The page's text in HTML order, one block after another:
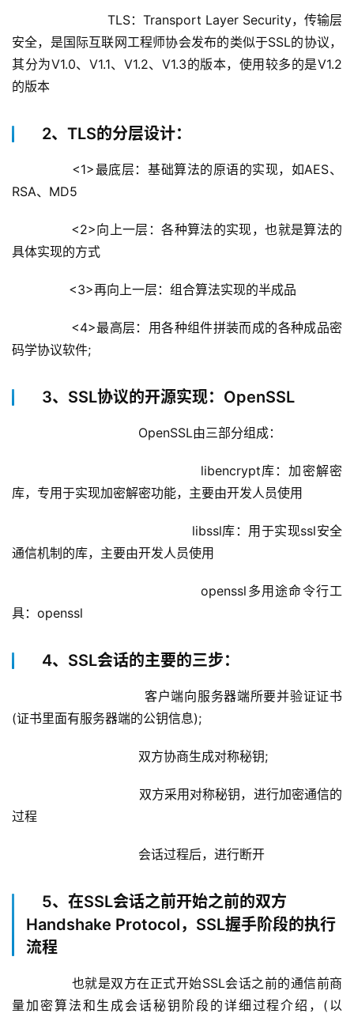
安全，是国际互联网工程师协会发布的类似于SSL的协议，
其分为V1.0、V1.1、V1.2、V1.3的版本，使用较多的是V1.2
的版本
2、TLS的分层设计：
<1>最底层：基础算法的原语的实现，如AES、
RSA、MD5
<2>向上一层：各种算法的实现，也就是算法的
具体实现的方式
<3>再向上一层：组合算法实现的半成品
<4>最高层：用各种组件拼装而成的各种成品密
码学协议软件;
3、SSL协议的开源实现：OpenSSL
			        OpenSSL由三部分组成：
库，专用于实现加密解密功能，主要由开发人员使用
通信机制的库，主要由开发人员使用
具：openssl
4、SSL会话的主要的三步：
(证书里面有服务器端的公钥信息);
			        双方协商生成对称秘钥;
过程
			        会话过程后，进行断开
5、在SSL会话之前开始之前的双方
Handshake Protocol，SSL握手阶段的执行
流程
也就是双方在正式开始SSL会话之前的通信前商
量加密算法和生成会话秘钥阶段的详细过程介绍，(以